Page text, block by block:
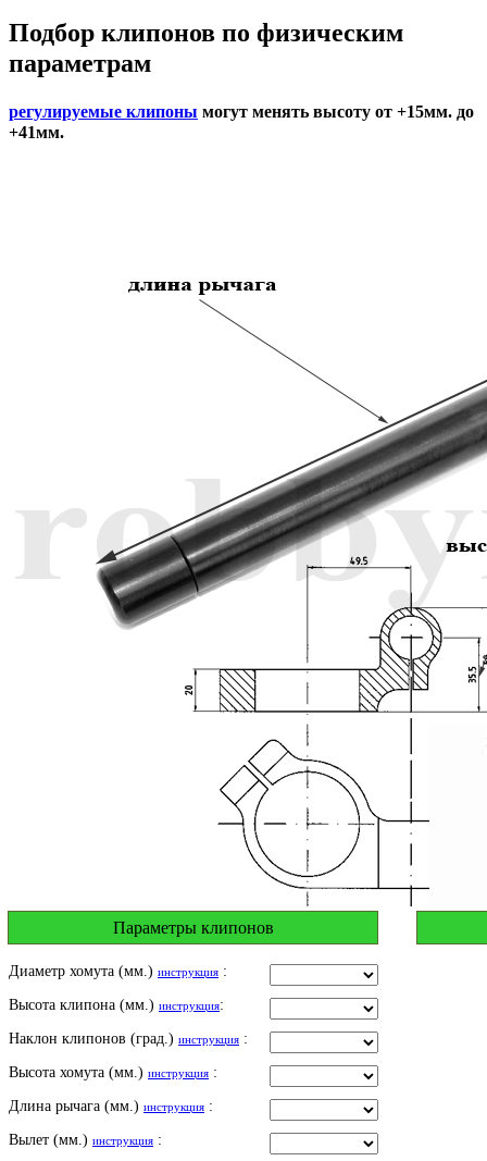
Подбор клипонов по физическим
параметрам
регулируемые клипоны могут менять высоту от +15мм. до
+41мм.
Параметры клипонов
Диаметр хомута (мм.) инструкция :
Высота клипона (мм.) инструкция:
Наклон клипонов (град.) инструкция :
Высота хомута (мм.) инструкция :
Длина рычага (мм.) инструкция :
Вылет (мм.) инструкция :